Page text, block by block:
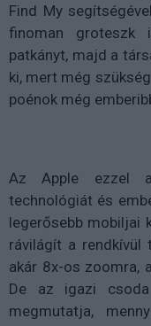
Find My
finoman
patkányt, majd a
ki, mert még
poénok még
Az Apple ezzel
technológiát és
legerősebb mobiljai
rávilágít a rendkívül
akár 8x-os zoomra,
De az igazi
megmutatja,